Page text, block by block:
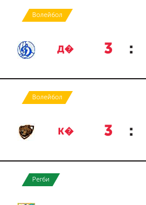
Волейбол
Д� 3 :
Волейбол
К� 3 :
Регби